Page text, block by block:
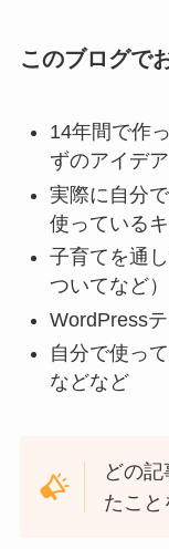
このブログで
14年間で作
ずのアイデア
実際に自分
使っている
子育てを通
ついてなど）
WordPress
自分で使っ
などなど
どの
たこと